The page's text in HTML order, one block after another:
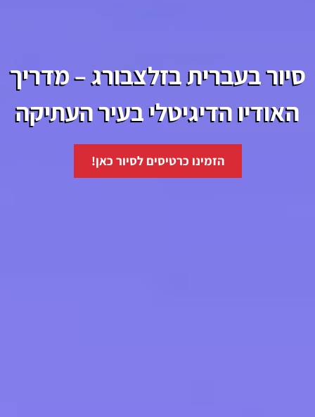
סיור בעברית בזלצבורג – מדריך
האודיו הדיגיטלי בעיר העתיקה
הזמינו כרטיסים לסיור כאן!